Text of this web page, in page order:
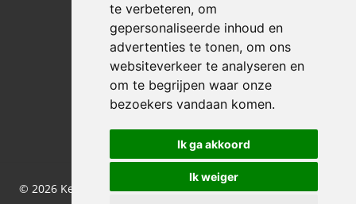
te verbeteren, om
gepersonaliseerde inhoud en
advertenties te tonen, om ons
websiteverkeer te analyseren en
om te begrijpen waar onze
bezoekers vandaan komen.
Ik ga akkoord
Ik weiger
© 2026 Keiser Verkeerstechniek |Algemene voorwaarden